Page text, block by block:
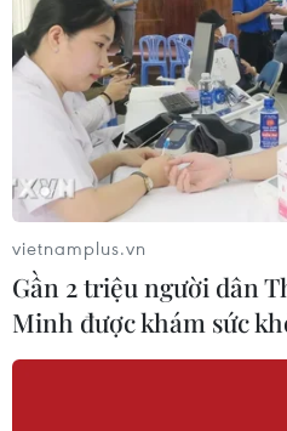
vietnamplus.vn
Gần 2 triệu người dân
Minh được khám sức